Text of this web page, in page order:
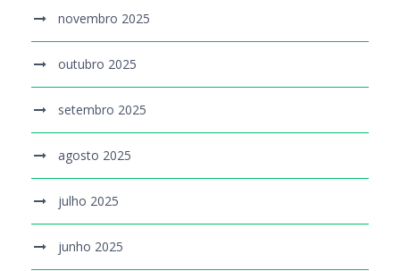
novembro 2025
outubro 2025
setembro 2025
agosto 2025
julho 2025
junho 2025